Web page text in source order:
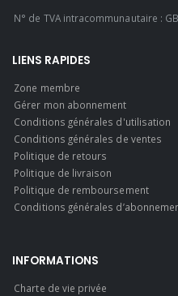
N° de TVA intracommunautaire :
LIENS RAPIDES
Zone membre
Gérer mon abonnement
Conditions générales d'utilisation
Conditions générales de ventes
Politique de retours
Politique de livraison
Politique de remboursement
Conditions générales
INFORMATIONS
Charte de vie privée